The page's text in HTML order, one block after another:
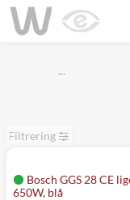
…
Filtrering
Bosch GGS 28 CE
650W, blå
Mangler chatten?
Ret samtykke!